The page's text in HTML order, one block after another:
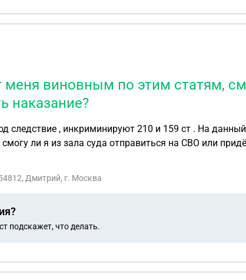
меня виновным по этим статям,
наказание?
следствие , инкриминируют 210 и 159 ст . На
Дмитрий, г. Москва
подскажет, что делать.